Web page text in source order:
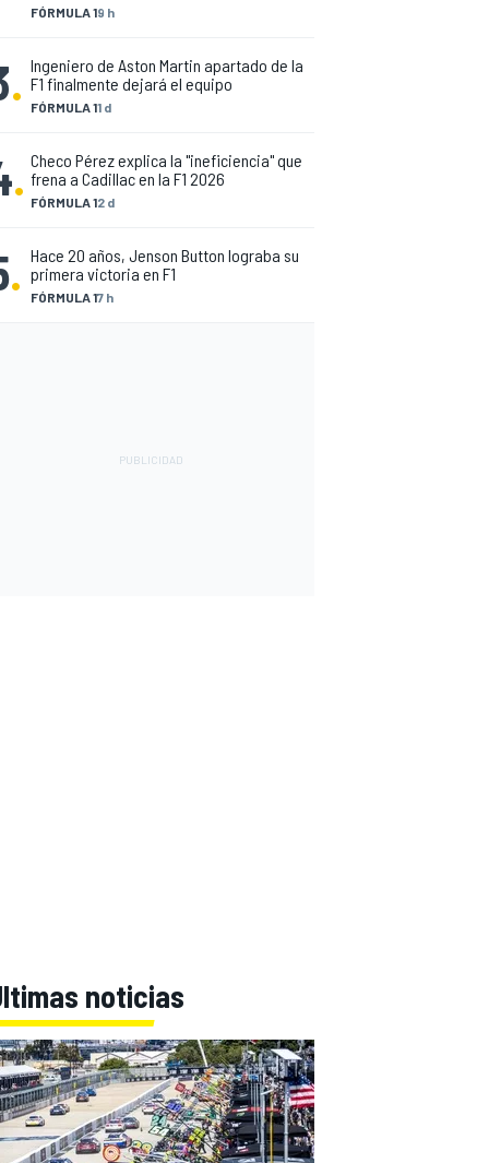
FÓRMULA 19 h
. FÓRMULA 11 d
Ingeniero de Aston Martin apartado de la
F1 finalmente dejará el equipo
. FÓRMULA 12 d
Checo Pérez explica la "ineficiencia" que
frena a Cadillac en la F1 2026
. FÓRMULA 17 h
Hace 20 años, Jenson Button lograba su
primera victoria en F1
noticias